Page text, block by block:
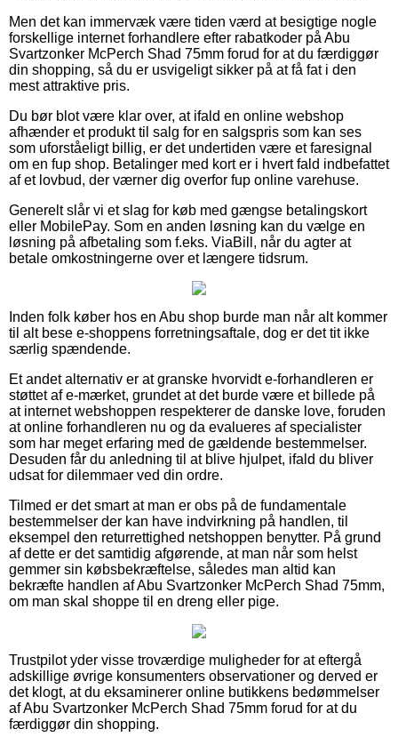
Men det kan immervæk være tiden værd at besigtige nogle
forskellige internet forhandlere efter rabatkoder på Abu
Svartzonker McPerch Shad 75mm forud for at du færdiggør
din shopping, så du er usvigeligt sikker på at få fat i den
mest attraktive pris.
Du bør blot være klar over, at ifald en online webshop
afhænder et produkt til salg for en salgspris som kan ses
som uforståeligt billig, er det undertiden være et faresignal
om en fup shop. Betalinger med kort er i hvert fald indbefattet
af et lovbud, der værner dig overfor fup online varehuse.
Generelt slår vi et slag for køb med gængse betalingskort
eller MobilePay. Som en anden løsning kan du vælge en
løsning på afbetaling som f.eks. ViaBill, når du agter at
betale omkostningerne over et længere tidsrum.
Inden folk køber hos en Abu shop burde man når alt kommer
til alt bese e-shoppens forretningsaftale, dog er det tit ikke
særlig spændende.
Et andet alternativ er at granske hvorvidt e-forhandleren er
støttet af e-mærket, grundet at det burde være et billede på
at internet webshoppen respekterer de danske love, foruden
at online forhandleren nu og da evalueres af specialister
som har meget erfaring med de gældende bestemmelser.
Desuden får du anledning til at blive hjulpet, ifald du bliver
udsat for dilemmaer ved din ordre.
Tilmed er det smart at man er obs på de fundamentale
bestemmelser der kan have indvirkning på handlen, til
eksempel den returrettighed netshoppen benytter. På grund
af dette er det samtidig afgørende, at man når som helst
gemmer sin købsbekræftelse, således man altid kan
bekræfte handlen af Abu Svartzonker McPerch Shad 75mm,
om man skal shoppe til en dreng eller pige.
Trustpilot yder visse troværdige muligheder for at eftergå
adskillige øvrige konsumenters observationer og derved er
det klogt, at du eksaminerer online butikkens bedømmelser
af Abu Svartzonker McPerch Shad 75mm forud for at du
færdiggør din shopping.